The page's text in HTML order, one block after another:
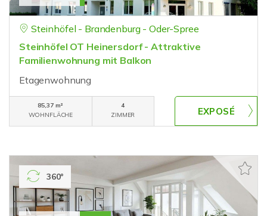
Steinhöfel - Brandenburg - Oder-Spree
Steinhöfel OT Heinersdorf - Attraktive
Familienwohnung mit Balkon
Etagenwohnung
85,37 m²
WOHNFLÄCHE
4
ZIMMER
360°